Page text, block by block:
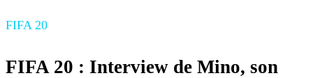
FIFA 20
FIFA 20 : Interview de Mino, son